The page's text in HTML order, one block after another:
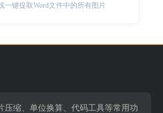
一键提取Word文件中的所有图片
压缩、单位换算、代码工具等常用功